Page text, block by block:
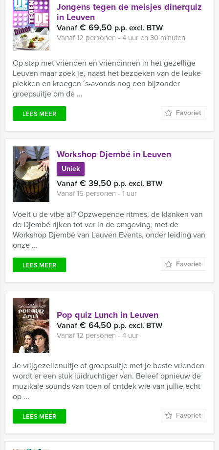
Jongens tegen de meisjes dinerquiz
in Leuven
Vanaf€ 69,50 p.p. excl. BTW
Vanaf 12 personen ‐ 4 uur en 30 minuten
Op stap met vrienden en vriendinnen in het gezellige
Leuven maar zoek je, naast het bezoeken van de leuke
plekken en kroegen ´s-avonds nog een bijzonder
groepsuitje om de ...
LEES MEER Favoriet
Workshop Djembé in Leuven
Uniek
Vanaf€ 39,50 p.p. excl. BTW
Vanaf 15 personen ‐ 1 uur
Voelt u de vibe al? Opzwepende ritmes, de klanken van
de Djembé rijken tot ver in de omgeving, met de
Workshop Djembé van Leuven Events, onder leiding van
onze ...
LEES MEER Favoriet
Pop quiz Lunch in Leuven
Vanaf€ 64,50 p.p. excl. BTW
Vanaf 12 personen ‐ 4 uur
Je vrijgezellenuitje of groepsuitje met je beste vrienden
wordt er een stuk luidruchtiger van. Beleef opnieuw de
muzikale sounds van toen of ontdek wie van jullie echt
op ...
LEES MEER Favoriet